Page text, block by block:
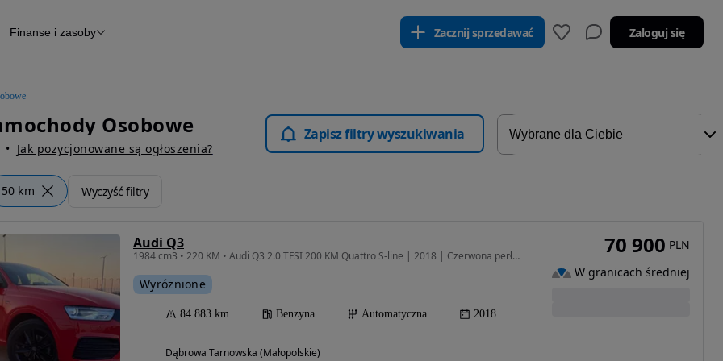
Otomoto News
Finanse i zasoby Zacznij sprzedawać Zaloguj się
Osobowe
Jak pozycjonowane są ogłoszenia?
Zapisz filtry wyszukiwania
50 km Wyczyść filtry
Audi Q3
1984 cm3 • 220 KM • Audi Q3 2.0 TFSI 200 KM Quattro S-line | 2018 | Czerwona perła | Autom
Wyróżnione
84 883 km Benzyna Automatyczna 2018
Dąbrowa Tarnowska (Małopolskie)
70 900 PLN
W granicach średniej